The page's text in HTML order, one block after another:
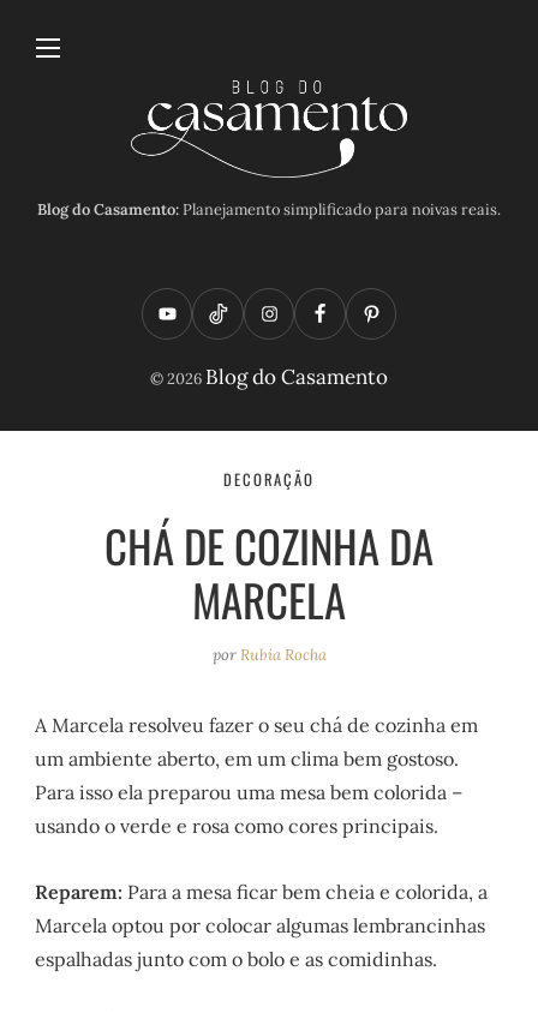
Blog do Casamento:Planejamento simplificado para noivas reais.
Y
o
t
b
e
T
i
t
o
I
n
t
a
a
m
F
a
e
o
P
i
t
e
© 2026 Blog do Casamento
DECORAÇÃO
CHÁ DE COZINHA DA
MARCELA
porRubia Rocha
A Marcela resolveu fazer o seu chá de cozinha em
um ambiente aberto, em um clima bem gostoso.
Para isso ela preparou uma mesa bem colorida –
usando o verde e rosa como cores principais.
Reparem: Para a mesa ficar bem cheia e colorida, a
Marcela optou por colocar algumas lembrancinhas
espalhadas junto com o bolo e as comidinhas.